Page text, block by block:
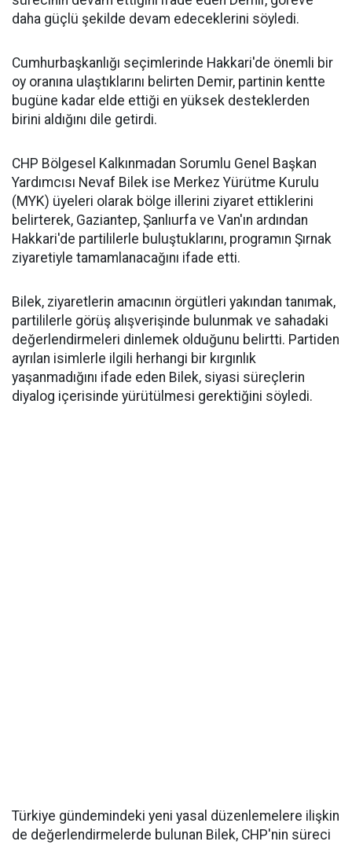
daha güçlü şekilde devam edeceklerini söyledi.
Cumhurbaşkanlığı seçimlerinde Hakkari'de önemli bir
oy oranına ulaştıklarını belirten Demir, partinin kentte
bugüne kadar elde ettiği en yüksek desteklerden
birini aldığını dile getirdi.
CHP Bölgesel Kalkınmadan Sorumlu Genel Başkan
Yardımcısı Nevaf Bilek ise Merkez Yürütme Kurulu
(MYK) üyeleri olarak bölge illerini ziyaret ettiklerini
belirterek, Gaziantep, Şanlıurfa ve Van'ın ardından
Hakkari'de partililerle buluştuklarını, programın Şırnak
ziyaretiyle tamamlanacağını ifade etti.
Bilek, ziyaretlerin amacının örgütleri yakından tanımak,
partililerle görüş alışverişinde bulunmak ve sahadaki
değerlendirmeleri dinlemek olduğunu belirtti. Partiden
ayrılan isimlerle ilgili herhangi bir kırgınlık
yaşanmadığını ifade eden Bilek, siyasi süreçlerin
diyalog içerisinde yürütülmesi gerektiğini söyledi.
Türkiye gündemindeki yeni yasal düzenlemelere ilişkin
de değerlendirmelerde bulunan Bilek, CHP'nin süreci